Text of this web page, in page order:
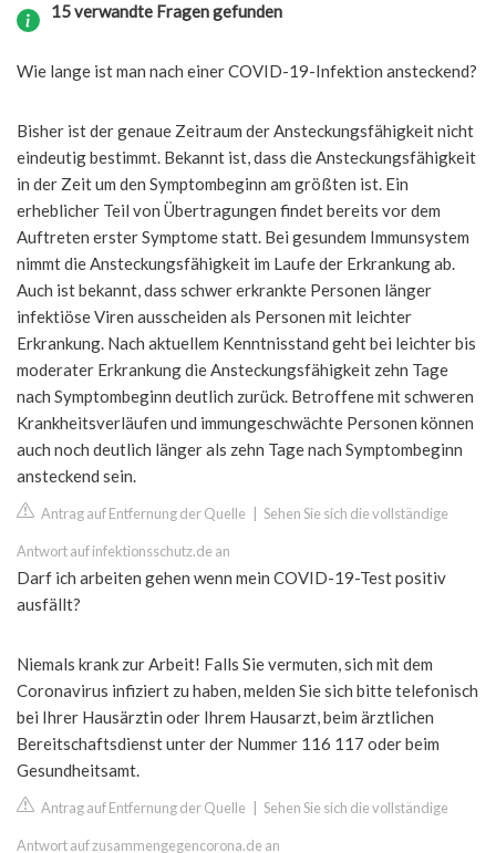
15 verwandte Fragen gefunden
Wie lange ist man nach einer COVID-19-Infektion ansteckend?
Bisher ist der genaue Zeitraum der Ansteckungsfähigkeit nicht
eindeutig bestimmt. Bekannt ist, dass die Ansteckungsfähigkeit
in der Zeit um den Symptombeginn am größten ist. Ein
erheblicher Teil von Übertragungen findet bereits vor dem
Auftreten erster Symptome statt. Bei gesundem Immunsystem
nimmt die Ansteckungsfähigkeit im Laufe der Erkrankung ab.
Auch ist bekannt, dass schwer erkrankte Personen länger
infektiöse Viren ausscheiden als Personen mit leichter
Erkrankung. Nach aktuellem Kenntnisstand geht bei leichter bis
moderater Erkrankung die Ansteckungsfähigkeit zehn Tage
nach Symptombeginn deutlich zurück. Betroffene mit schweren
Krankheitsverläufen und immungeschwächte Personen können
auch noch deutlich länger als zehn Tage nach Symptombeginn
ansteckend sein.
Antrag auf Entfernung der Quelle Sehen Sie sich die vollständige
Antwort auf infektionsschutz.de an
Darf ich arbeiten gehen wenn mein COVID-19-Test positiv
ausfällt?
Niemals krank zur Arbeit! Falls Sie vermuten, sich mit dem
Coronavirus infiziert zu haben, melden Sie sich bitte telefonisch
bei Ihrer Hausärztin oder Ihrem Hausarzt, beim ärztlichen
Bereitschaftsdienst unter der Nummer 116 117 oder beim
Gesundheitsamt.
Antrag auf Entfernung der Quelle Sehen Sie sich die vollständige
Antwort auf zusammengegencorona.de an